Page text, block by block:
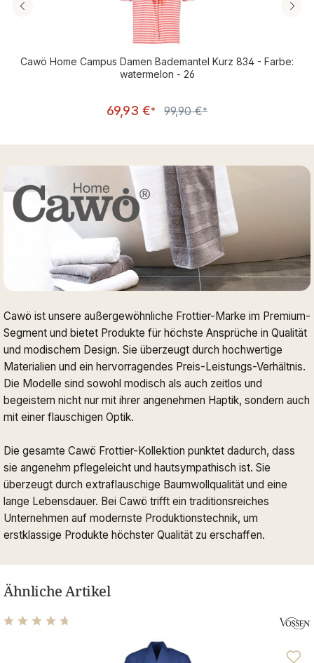
Cawö Home Campus Damen Bademantel Kurz 834 - Farbe:
watermelon - 26
69,93 €* Regulärer Preis:
99,90 €*
Cawö ist unsere außergewöhnliche Frottier-Marke im Premium-
Segment und bietet Produkte für höchste Ansprüche in Qualität
und modischem Design. Sie überzeugt durch hochwertige
Materialien und ein hervorragendes Preis-Leistungs-Verhältnis.
Die Modelle sind sowohl modisch als auch zeitlos und
begeistern nicht nur mit ihrer angenehmen Haptik, sondern auch
mit einer flauschigen Optik.
Die gesamte Cawö Frottier-Kollektion punktet dadurch, dass
sie angenehm pflegeleicht und hautsympathisch ist. Sie
überzeugt durch extraflauschige Baumwollqualität und eine
lange Lebensdauer. Bei Cawö trifft ein traditionsreiches
Unternehmen auf modernste Produktionstechnik, um
erstklassige Produkte höchster Qualität zu erschaffen.
Ähnliche Artikel
Durchschnittliche Bewertung von 4.71 von 5 Sternen